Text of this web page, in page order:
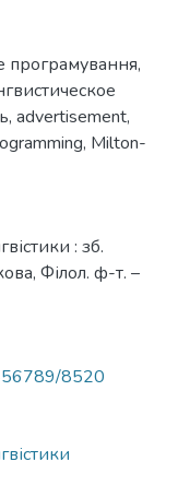
програмування,
, advertisement,
, Milton-
: зб.
Філол. ф-т. –
8520